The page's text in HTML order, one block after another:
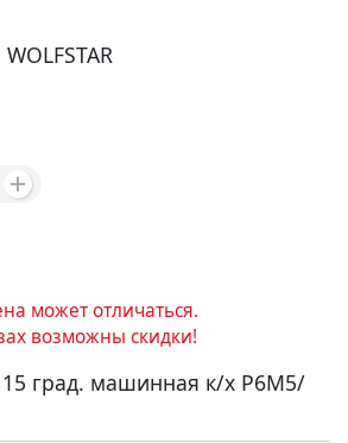
WOLFSTAR
может отличаться.
возможны скидки!
15 град. машинная к/х Р6М5/